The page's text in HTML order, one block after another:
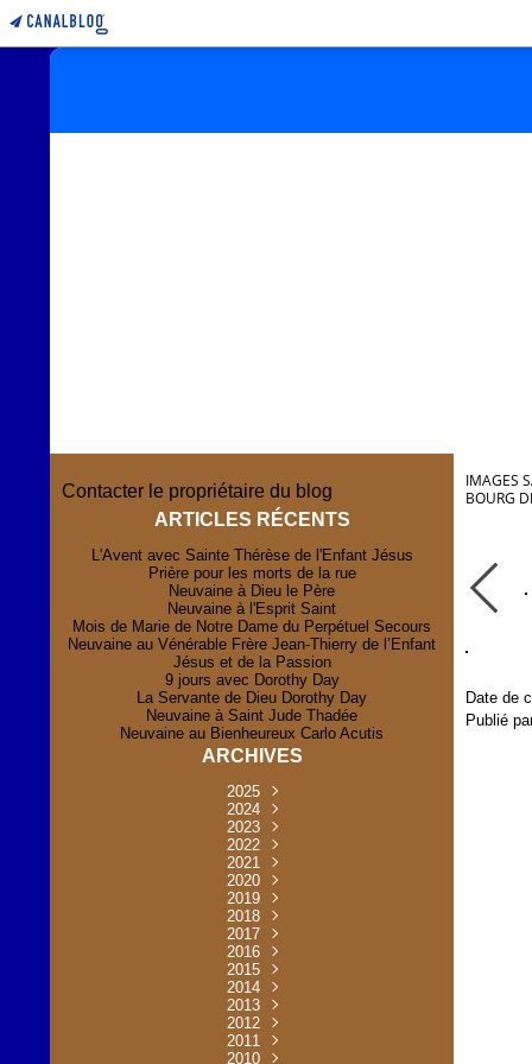
Contacter le propriétaire du blog
ARTICLES RÉCENTS
L'Avent avec Sainte Thérèse de l'Enfant Jésus
Prière pour les morts de la rue
Neuvaine à Dieu le Père
Neuvaine à l'Esprit Saint
Mois de Marie de Notre Dame du Perpétuel Secours
Neuvaine au Vénérable Frère Jean-Thierry de l’Enfant
Jésus et de la Passion
9 jours avec Dorothy Day
La Servante de Dieu Dorothy Day
Neuvaine à Saint Jude Thadée
Neuvaine au Bienheureux Carlo Acutis
ARCHIVES
2025
Novembre
Juillet(1)
Mai
(1)
Avril
(1)
Janvier(1)
2024
Novembre
Octobre
Août
(1)
Mai
(8)
Avril
(2)
Mars
(1)
Février(1)
Janvier(2)
2023
Décembre
Novembre
Octobre
Juin
(29)
Mai (31)
Avril
(2)
2022
Décembre
Novembre
Octobre
Août
(33)
Juillet
(32)
Juin
(1)
Mai (35)
Avril
(31)
Mars
(32)
Février(2)
Janvier(30)
2021
Décembre
Novembre
Octobre(30)
Septembre
Août
(30)
Juillet(2)
Mai (30)
Avril
(3)
2020
Décembre
Novembre
Octobre(17)
Septembre
Mai (30)
Avril
(13)
Mars
(1)
2019
Octobre
Mai (30)
Avril
(5)
Mars
(31)
Février(3)
2018
Décembre
Novembre
Octobre
Août
(2)
Juin
(5)
Mai (30)
Avril
(31)
Mars
(3)
2017
Décembre
Novembre
Octobre
Août
(30)
Juillet
(33)
Juin
(4)
Mai (32)
2016
Décembre
Novembre
Octobre
Septembre
Août
(2)
Juin
(4)
2015
Décembre
Novembre
Octobre
Septembre
Août
(4)
2014
Septembre
Août
(3)
Juillet(6)
Juin
(31)
2013
Décembre
Novembre
Octobre
2012
Décembre
Novembre
2011
Décembre
2010
IMAGES
BOURG
Date de
Publié